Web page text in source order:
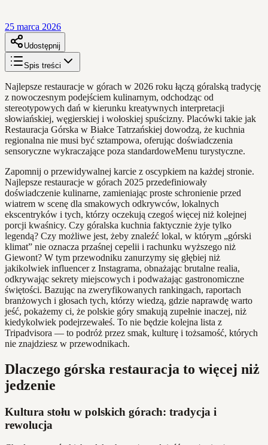
25 marca 2026
Udostępnij
Spis treści
Najlepsze restauracje w górach w 2026 roku łączą góralską tradycję
z nowoczesnym podejściem kulinarnym, odchodząc od
stereotypowych dań w kierunku kreatywnych interpretacji
słowiańskiej, węgierskiej i wołoskiej spuścizny. Placówki takie jak
Restauracja Górska w Białce Tatrzańskiej dowodzą, że kuchnia
regionalna nie musi być sztampowa, oferując doświadczenia
sensoryczne wykraczające poza standardoweMenu turystyczne.
Zapomnij o przewidywalnej karcie z oscypkiem na każdej stronie.
Najlepsze restauracje w górach 2025 przedefiniowały
doświadczenie kulinarne, zamieniając proste schronienie przed
wiatrem w scenę dla smakowych odkrywców, lokalnych
ekscentryków i tych, którzy oczekują czegoś więcej niż kolejnej
porcji kwaśnicy. Czy góralska kuchnia faktycznie żyje tylko
legendą? Czy możliwe jest, żeby znaleźć lokal, w którym „górski
klimat” nie oznacza przaśnej cepelii i rachunku wyższego niż
Giewont? W tym przewodniku zanurzymy się głębiej niż
jakikolwiek influencer z Instagrama, obnażając brutalne realia,
odkrywając sekrety miejscowych i podważając gastronomiczne
świętości. Bazując na zweryfikowanych rankingach, raportach
branżowych i głosach tych, którzy wiedzą, gdzie naprawdę warto
jeść, pokażemy ci, że polskie góry smakują zupełnie inaczej, niż
kiedykolwiek podejrzewałeś. To nie będzie kolejna lista z
Tripadvisora — to podróż przez smak, kulturę i tożsamość, których
nie znajdziesz w przewodnikach.
Dlaczego górska restauracja to więcej niż
jedzenie
Kultura stołu w polskich górach: tradycja i
rewolucja